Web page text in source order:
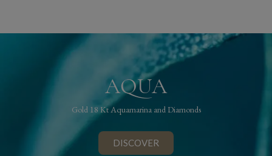
AQUA
Gold 18 Kt Aquamarina and Diamonds
DISCOVER